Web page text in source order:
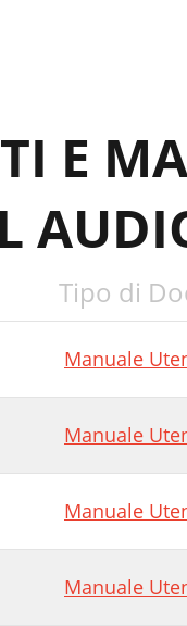
E
Tipo di
Manuale
Manuale
Manuale
Manuale